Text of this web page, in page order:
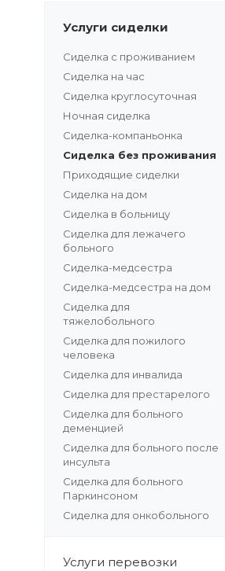
Услуги сиделки
Сиделка с проживанием
Сиделка на час
Сиделка круглосуточная
Ночная сиделка
Сиделка-компаньонка
Сиделка без проживания
Приходящие сиделки
Сиделка на дом
Сиделка в больницу
Сиделка для лежачего
больного
Сиделка-медсестра
Сиделка-медсестра на дом
Сиделка для
тяжелобольного
Сиделка для пожилого
человека
Сиделка для инвалида
Сиделка для престарелого
Сиделка для больного
деменцией
Сиделка для больного после
инсульта
Сиделка для больного
Паркинсоном
Сиделка для онкобольного
Услуги перевозки